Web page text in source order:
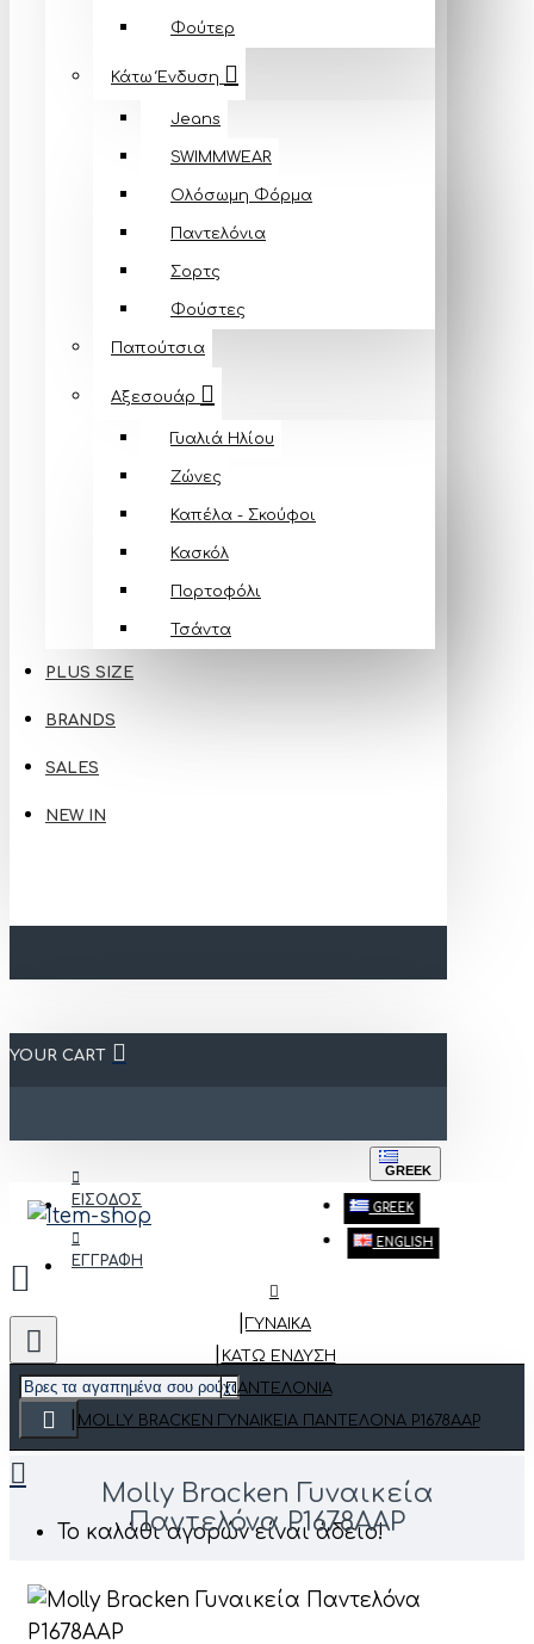
Φούτερ
Κάτω Ένδυση
Jeans
SWIMMWEAR
Ολόσωμη Φόρμα
Παντελόνια
Σορτς
Φούστες
Παπούτσια
Αξεσουάρ
Γυαλιά Ηλίου
Ζώνες
Καπέλα - Σκούφοι
Κασκόλ
Πορτοφόλι
Τσάντα
PLUS SIZE
BRANDS
SALES
NEW IN
YOUR CART
ΕΙΣΟΔΟΣ
ΕΓΓΡΑΦΗ
GREEK
GREEK
ENGLISH
Το καλάθι αγορών είναι άδειο!
ΓΥΝΑΙΚΑ
ΚΆΤΩ ΈΝΔΥΣΗ
ΠΑΝΤΕΛΌΝΙΑ
MOLLY BRACKEN ΓΥΝΑΙΚΕΊΑ ΠΑΝΤΕΛΌΝΑ P1678AAP
Molly Bracken Γυναικεία
Παντελόνα P1678AAP